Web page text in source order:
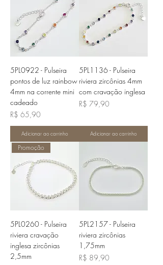
5PL0922 - Pulseira
pontos de luz rainbow
4mm na corrente mini
cadeado
Preço
R$ 65,90
Adicionar ao carrinho
5PL1136 - Pulseira
riviera zircônias 4mm
com cravação inglesa
Preço
R$ 79,90
Adicionar ao carrinho
Promoção
5PL0260 - Pulseira
riviera cravação
inglesa zircônias
2,5mm
5PL2157 - Pulseira
riviera zircônias
1,75mm
Preço
R$ 89,90